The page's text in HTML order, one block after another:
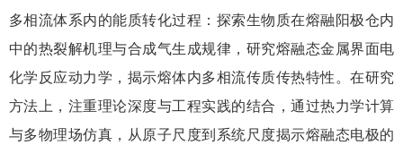
多相流体系内的能质转化过程：探索生物质在熔融阳极仓内
中的热裂解机理与合成气生成规律，研究熔融态金属界面电
化学反应动力学，揭示熔体内多相流传质传热特性。在研究
方法上，注重理论深度与工程实践的结合，通过热力学计算
与多物理场仿真，从原子尺度到系统尺度揭示熔融态电极的